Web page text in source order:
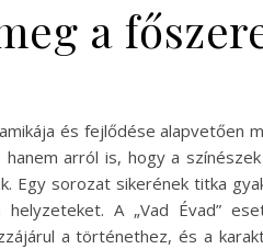
a
és fejlődése alapvetően
hanem arról is, hogy a
Egy sorozat sikerének titka
A „Vad Évad”
a történethez, és a